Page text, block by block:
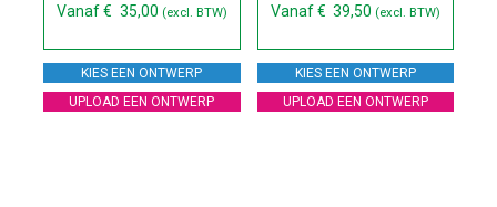
Vanaf€ 35,00 (excl. BTW)
KIES EEN ONTWERP
UPLOAD EEN ONTWERP
Vanaf€ 39,50 (excl. BTW)
KIES EEN ONTWERP
UPLOAD EEN ONTWERP